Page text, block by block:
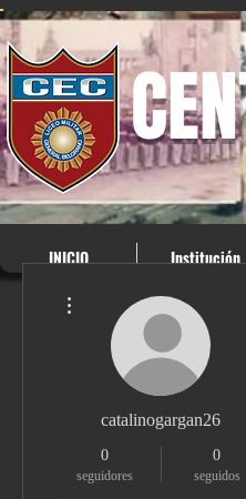
INICIO Institución
catalinogargan26
0
seguidores
0
seguidos